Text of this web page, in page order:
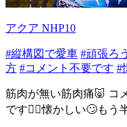
アクア NHP10
#縦構図で愛車 #頑張ろ
方 #コメント不要です #
筋肉が無い筋肉痛🐷 コ
です🙇‍♂️懐かしい🙄もう